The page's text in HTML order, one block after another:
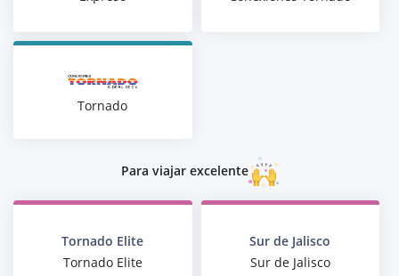
Tornado
Para viajar excelente
Tornado Elite
Tornado Elite
Sur de Jalisco
Sur de Jalisco